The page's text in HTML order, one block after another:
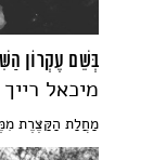
בְּשֵׁם עֶקְרוֹן
מיכאל רייך
מַחֲלַת הַקַּצֶּרֶת